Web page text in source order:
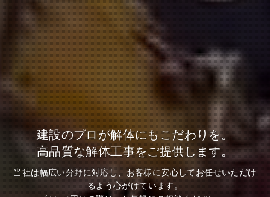
建設のプロが解体にもこだわりを。
高品質な解体工事をご提供します。
当社は幅広い分野に対応し、お客様に安心してお任せいただけ
るよう心がけています。